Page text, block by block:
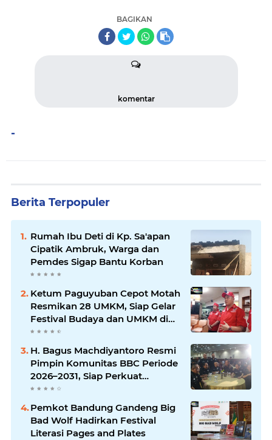
BAGIKAN
komentar
-
Berita Terpopuler
Rumah Ibu Deti di Kp. Sa'apan
Cipatik Ambruk, Warga dan
Pemdes Sigap Bantu Korban
Ketum Paguyuban Cepot Motah
Resmikan 28 UMKM, Siap Gelar
Festival Budaya dan UMKM di
Jalan Braga
H. Bagus Machdiyantoro Resmi
Pimpin Komunitas BBC Periode
2026–2031, Siap Perkuat
Solidaritas dan Hadirkan
Program Nyata untuk
Masyarakat
Pemkot Bandung Gandeng Big
Bad Wolf Hadirkan Festival
Literasi Pages and Plates